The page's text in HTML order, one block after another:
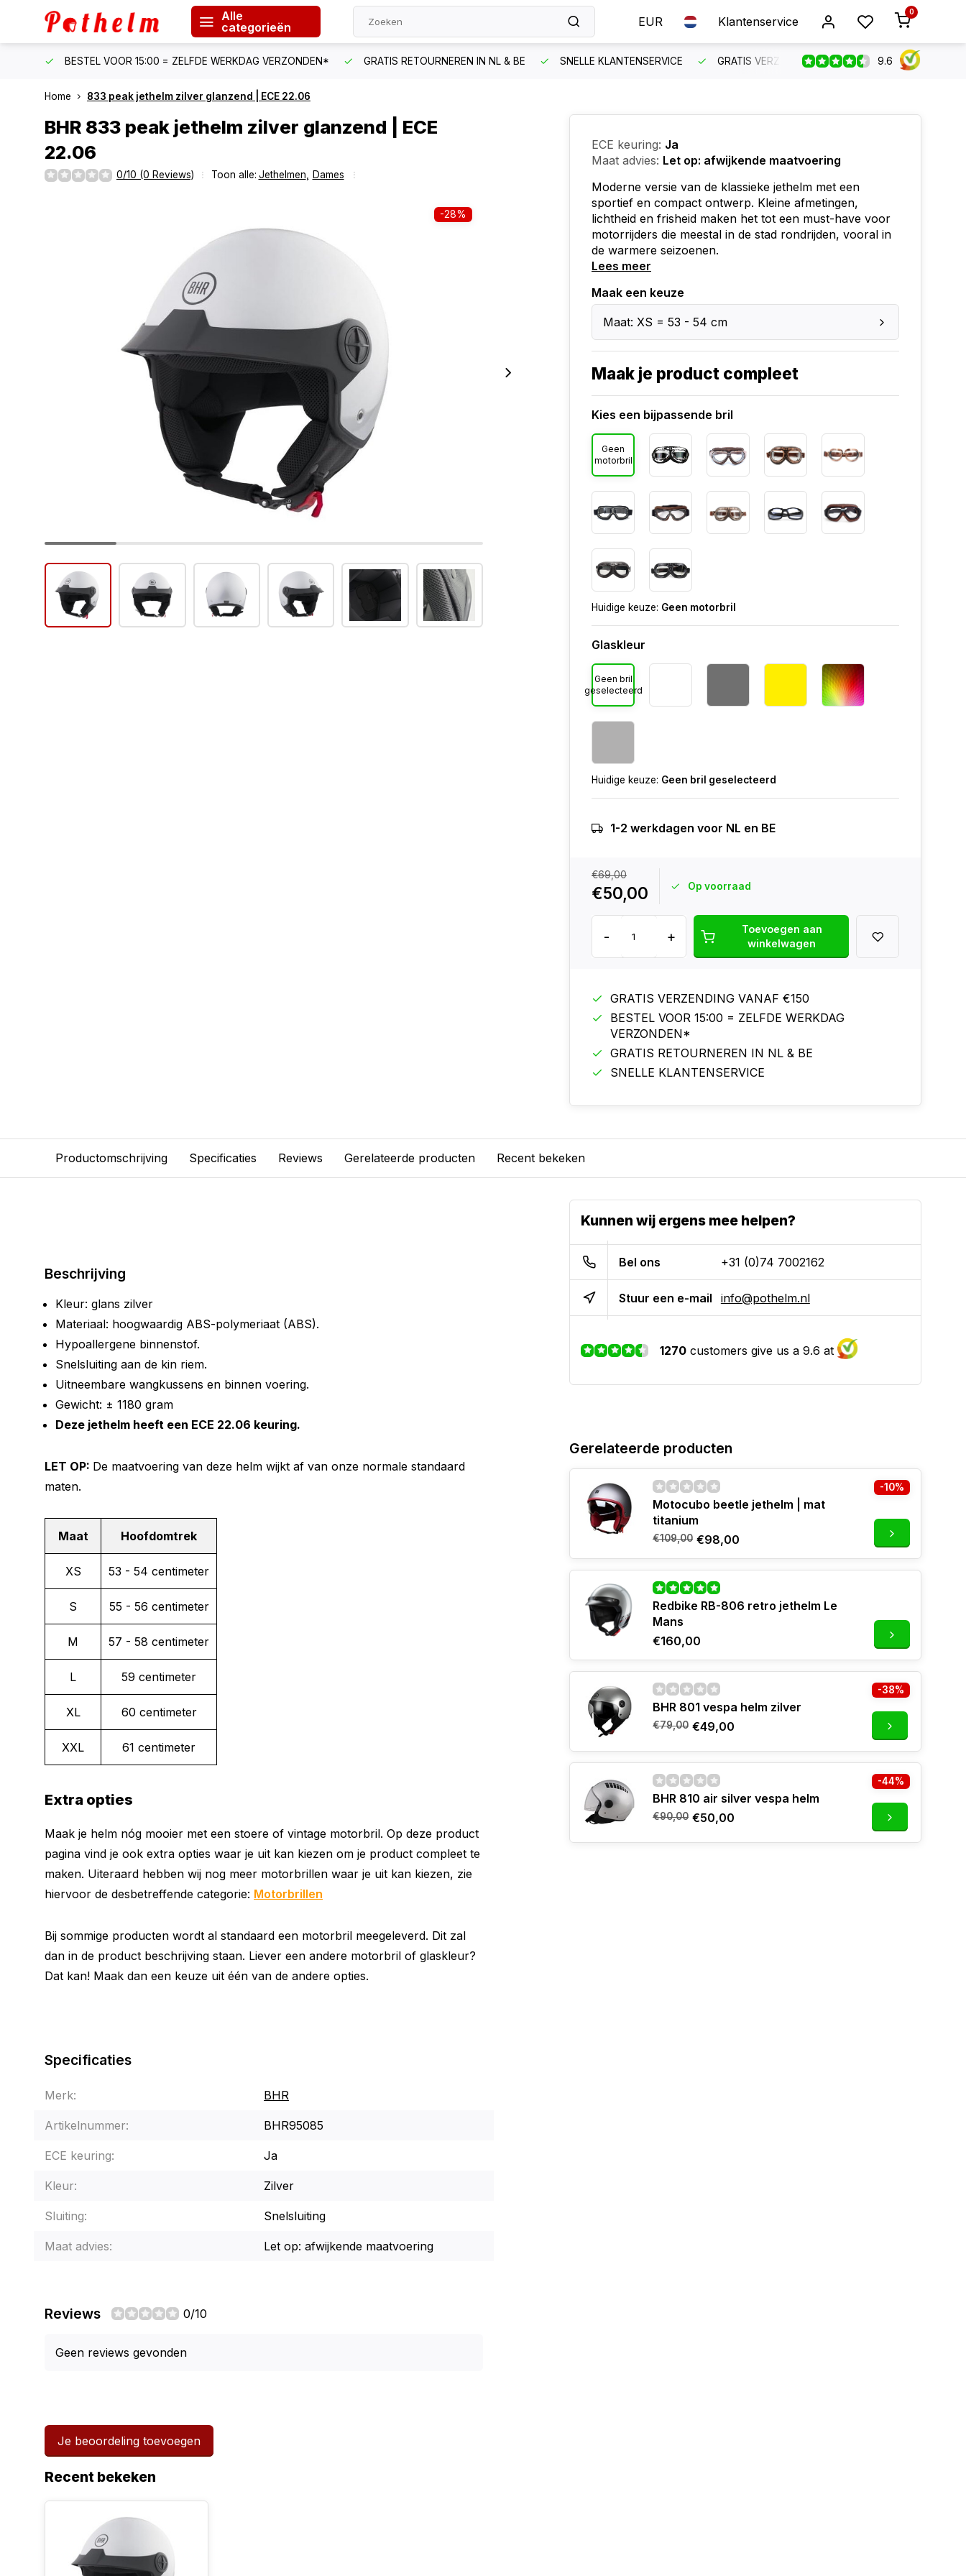
Alle
categorieën
EUR Klantenservice
0
BESTEL VOOR 15:00 = ZELFDE WERKDAG VERZONDEN* GRATIS RETOURNEREN IN NL & BE SNELLE KLANTENSERVICE GRATIS VERZENDING VANAF €150 BESTEL
9.6
Home 833 peak jethelm zilver glanzend | ECE 22.06
BHR 833 peak jethelm zilver glanzend | ECE
22.06
0/10 (0 Reviews) Toon alle: Jethelmen Dames
-28%
ECE keuring: Ja
Maat advies: Let op: afwijkende maatvoering
Moderne versie van de klassieke jethelm met een
sportief en compact ontwerp. Kleine afmetingen,
lichtheid en frisheid maken het tot een must-have voor
motorrijders die meestal in de stad rondrijden, vooral in
de warmere seizoenen.
Lees meer
Maak een keuze
Maat: XS = 53 - 54 cm
Maak je product compleet
Kies een bijpassende bril
Geen
motorbril
Huidige keuze: Geen motorbril
Glaskleur
Geen bril
geselecteerd
Huidige keuze: Geen bril geselecteerd
1-2 werkdagen voor NL en BE
€69,00
€50,00 Op voorraad
- +
Toevoegen aan
winkelwagen
GRATIS VERZENDING VANAF €150
BESTEL VOOR 15:00 = ZELFDE WERKDAG
VERZONDEN*
GRATIS RETOURNEREN IN NL & BE
SNELLE KLANTENSERVICE
Productomschrijving Specificaties Reviews Gerelateerde producten Recent bekeken
Beschrijving
Kleur: glans zilver
Materiaal: hoogwaardig ABS-polymeriaat (ABS).
Hypoallergene binnenstof.
Snelsluiting aan de kin riem.
Uitneembare wangkussens en binnen voering.
Gewicht: ± 1180 gram
Deze jethelm heeft een ECE 22.06 keuring.
LET OP: De maatvoering van deze helm wijkt af van onze normale standaard
maten.
Maat Hoofdomtrek
XS 53 - 54 centimeter
S 55 - 56 centimeter
M 57 - 58 centimeter
L 59 centimeter
XL 60 centimeter
XXL 61 centimeter
Extra opties
Maak je helm nóg mooier met een stoere of vintage motorbril. Op deze product
pagina vind je ook extra opties waar je uit kan kiezen om je product compleet te
maken. Uiteraard hebben wij nog meer motorbrillen waar je uit kan kiezen, zie
hiervoor de desbetreffende categorie: Motorbrillen
Bij sommige producten wordt al standaard een motorbril meegeleverd. Dit zal
dan in de product beschrijving staan. Liever een andere motorbril of glaskleur?
Dat kan! Maak dan een keuze uit één van de andere opties.
Specificaties
Merk: BHR
Artikelnummer: BHR95085
ECE keuring: Ja
Kleur: Zilver
Sluiting: Snelsluiting
Maat advies: Let op: afwijkende maatvoering
Reviews 0/10
Geen reviews gevonden
Je beoordeling toevoegen
Kunnen wij ergens mee helpen?
Bel ons +31 (0)74 7002162
Stuur een e-mail info@pothelm.nl
1270 customers give us a 9.6 at
Gerelateerde producten
Motocubo beetle jethelm | mat
titanium
€109,00 €98,00
-10%
Redbike RB-806 retro jethelm Le
Mans
€160,00
BHR 801 vespa helm zilver
€79,00 €49,00
-38%
BHR 810 air silver vespa helm
€90,00 €50,00
-44%
Recent bekeken